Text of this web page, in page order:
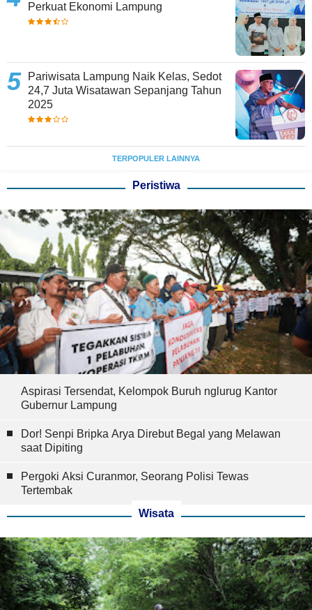
Perkuat Ekonomi Lampung
Pariwisata Lampung Naik Kelas, Sedot
24,7 Juta Wisatawan Sepanjang Tahun
2025
TERPOPULER LAINNYA
Peristiwa
Aspirasi Tersendat, Kelompok Buruh nglurug Kantor
Gubernur Lampung
Dor! Senpi Bripka Arya Direbut Begal yang Melawan
saat Dipiting
Pergoki Aksi Curanmor, Seorang Polisi Tewas
Tertembak
Wisata